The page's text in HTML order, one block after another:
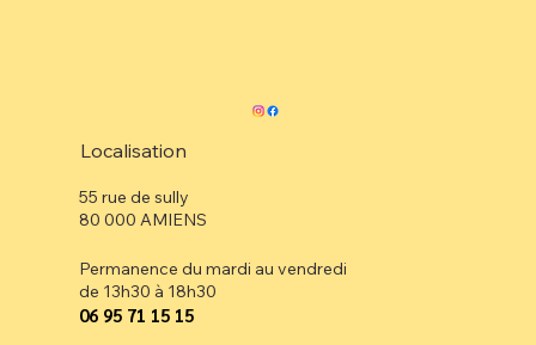
Localisation
55 rue de sully
80 000 AMIENS
Permanence du mardi au vendredi
de 13h30 à 18h30
⁠06 95 71 15 15